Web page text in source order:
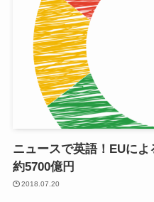
ニュースで英語！EUに
約5700億円
2018.07.20